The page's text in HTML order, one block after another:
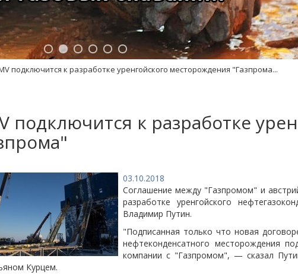
подключится к разработке уренгойского месторождения "Газпрома...
подключится к разработке
03.10.2018
Соглашение между "Газпромом" и
разработке уренгойского
Владимир Путин.
"Подписанная только что новая
нефтеконденсатного месторождения
компании с "Газпромом", — сказал
Курцем.